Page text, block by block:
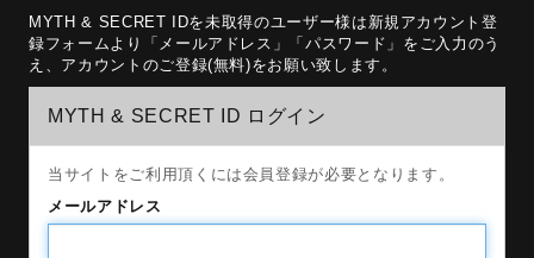
MYTH & SECRET IDを未取得のユーザー様は新規アカウント登
録フォームより「メールアドレス」「パスワード」をご入力のう
え、アカウントのご登録(無料)をお願い致します。
MYTH & SECRET ID ログイン
当サイトをご利用頂くには会員登録が必要となります。
メールアドレス